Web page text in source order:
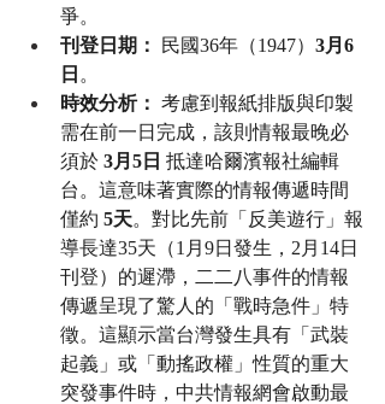
爭。
刊登日期：
民國36年（1947） 3月6
日 。
時效分析： 考慮到報紙排版與印製
需在前一日完成，該則情報最晚必
須於 3月5日 抵達哈爾濱報社編輯
台。這意味著實際的情報傳遞時間
僅約 5天。對比先前「反美遊行」報
導長達35天（1月9日發生，2月14日
刊登）的遲滯，二二八事件的情報
傳遞呈現了驚人的「戰時急件」特
徵。這顯示當台灣發生具有「武裝
起義」或「動搖政權」性質的重大
突發事件時，中共情報網會啟動最